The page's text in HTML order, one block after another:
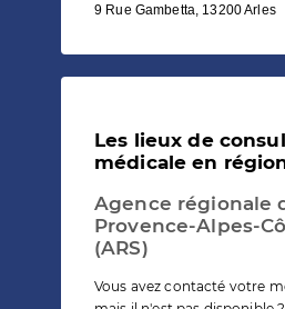
9 Rue Gambetta, 13200 Arles
Les lieux de
médicale en
Agence régionale
Provence-Alpes-
(ARS)
Vous avez contacté votre